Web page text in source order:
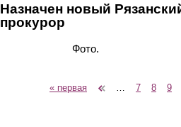
Назначен новый
прокурор
Фото.
Страницы« первая 7 8 9